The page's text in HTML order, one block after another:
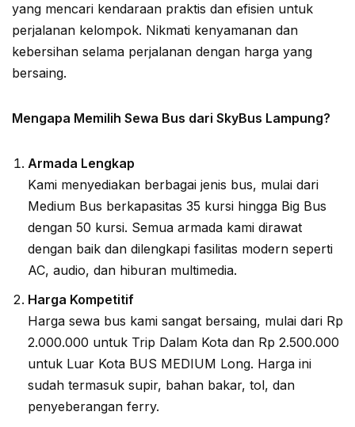
yang mencari kendaraan praktis dan efisien untuk
perjalanan kelompok. Nikmati kenyamanan dan
kebersihan selama perjalanan dengan harga yang
bersaing.
Mengapa Memilih Sewa Bus dari SkyBus Lampung?
Armada Lengkap
Kami menyediakan berbagai jenis bus, mulai dari
Medium Bus berkapasitas 35 kursi hingga Big Bus
dengan 50 kursi. Semua armada kami dirawat
dengan baik dan dilengkapi fasilitas modern seperti
AC, audio, dan hiburan multimedia.
Harga Kompetitif
Harga sewa bus kami sangat bersaing, mulai dari Rp
2.000.000 untuk Trip Dalam Kota dan Rp 2.500.000
untuk Luar Kota BUS MEDIUM Long. Harga ini
sudah termasuk supir, bahan bakar, tol, dan
penyeberangan ferry.